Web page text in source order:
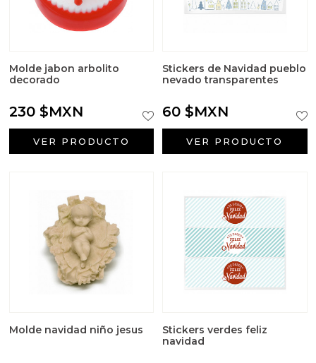
Molde jabon arbolito
decorado
230 $MXN
VER PRODUCTO
Stickers de Navidad pueblo
nevado transparentes
60 $MXN
VER PRODUCTO
Molde navidad niño jesus
Stickers verdes feliz
navidad